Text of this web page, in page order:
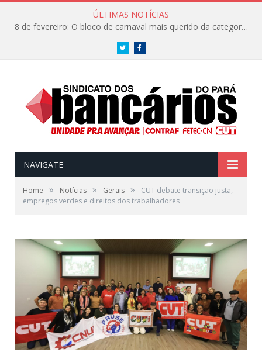
ÚLTIMAS NOTÍCIAS
8 de fevereiro: O bloco de carnaval mais querido da categoria já tem data. Vem pro CarnaBancários 2025!
Twitter
NAVIGATE
Home » Notícias » Gerais »
CUT debate transição justa,
empregos verdes e direitos dos trabalhadores